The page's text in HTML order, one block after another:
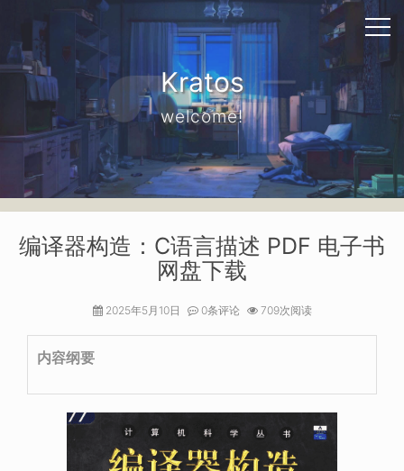
Kratos
welcome!
编译器构造：C语言描述 PDF 电子书
网盘下载
2025年5月10日 0条评论 709次阅读
内容纲要